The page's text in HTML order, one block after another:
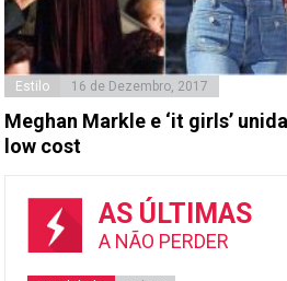
Estilo 16 de Dezembro, 2017
Meghan Markle e ‘it girls’
low cost
AS ÚLTIMAS
A NÃO PERDER